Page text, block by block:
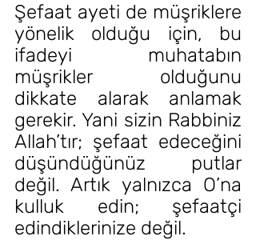
Şefaat ayeti de müşriklere
yönelik olduğu için, bu
ifadeyi muhatabın
müşrikler olduğunu
dikkate alarak anlamak
gerekir. Yani sizin Rabbiniz
Allah’tır; şefaat edeceğini
düşündüğünüz putlar
değil. Artık yalnızca O’na
kulluk edin; şefaatçi
edindiklerinize değil.